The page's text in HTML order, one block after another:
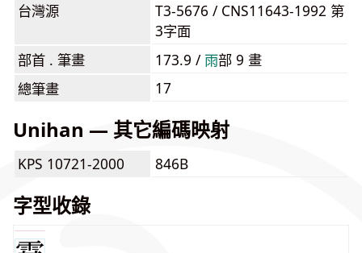
台灣源
T3-5676 / CNS11643-1992 第
3字面
部首 . 筆畫
173.9 / ⾬部 9 畫
總筆畫
17
Unihan — 其它編碼映射
KPS 10721-2000 846B
字型收錄